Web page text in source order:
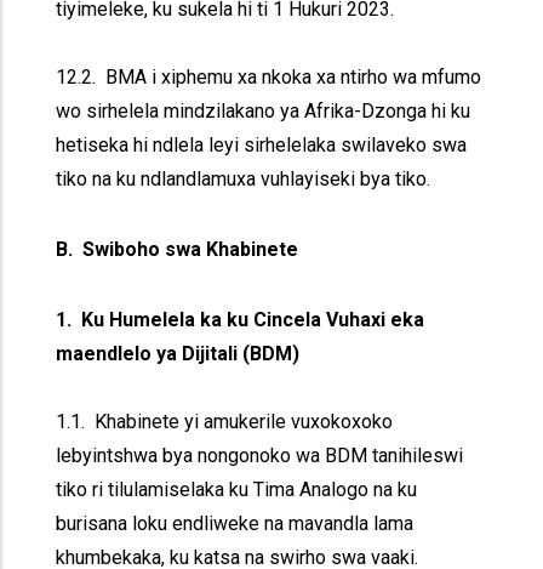
tiyimeleke, ku sukela hi ti 1 Hukuri 2023.
12.2. BMA i xiphemu xa nkoka xa ntirho wa mfumo
wo sirhelela mindzilakano ya Afrika-Dzonga hi ku
hetiseka hi ndlela leyi sirhelelaka swilaveko swa
tiko na ku ndlandlamuxa vuhlayiseki bya tiko.
B. Swiboho swa Khabinete
1. Ku Humelela ka ku Cincela Vuhaxi eka
maendlelo ya Dijitali (BDM)
1.1. Khabinete yi amukerile vuxokoxoko
lebyintshwa bya nongonoko wa BDM tanihileswi
tiko ri tilulamiselaka ku Tima Analogo na ku
burisana loku endliweke na mavandla lama
khumbekaka, ku katsa na swirho swa vaaki.